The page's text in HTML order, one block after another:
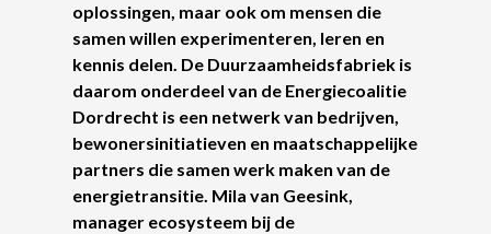
oplossingen, maar ook om mensen die
samen willen experimenteren, leren en
kennis delen. De Duurzaamheidsfabriek is
daarom onderdeel van de Energiecoalitie
Dordrecht is een netwerk van bedrijven,
bewonersinitiatieven en maatschappelijke
partners die samen werk maken van de
energietransitie. Mila van Geesink,
manager ecosysteem bij de